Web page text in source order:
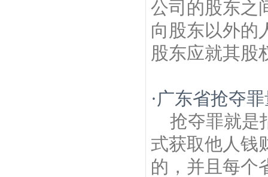
公司的股东之
向股东以外的
股东应就其股
·广东省抢夺
抢夺罪就是
式获取他人钱
的，并且每个